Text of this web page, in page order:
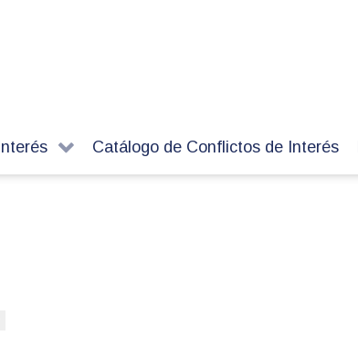
Catálogo de Conflictos de Interés